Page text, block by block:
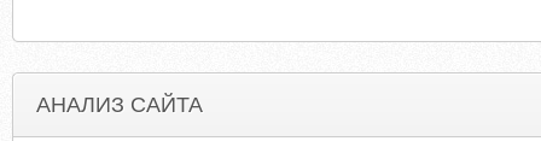
АНАЛИЗ САЙТА